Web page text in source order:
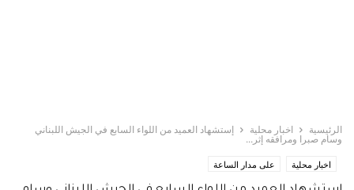
الرئيسية اخبار محلية
إستشهاد العميد من اللواء السابع في الجيش اللبناني
وسام صبرا ومرافقه إثر...
اخبار محلية على مدار الساعة